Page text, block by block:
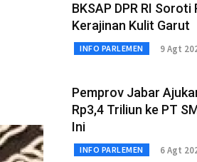
BKSAP DPR RI
Kerajinan Kulit Garut
INFO PARLEMEN 9 Agt
Pemprov Jabar
Rp3,4 Triliun ke PT
Ini
INFO PARLEMEN 6 Agt